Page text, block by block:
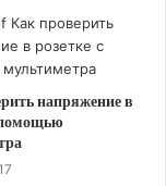
негорючий
того что
горение,
напряжение в
помощью